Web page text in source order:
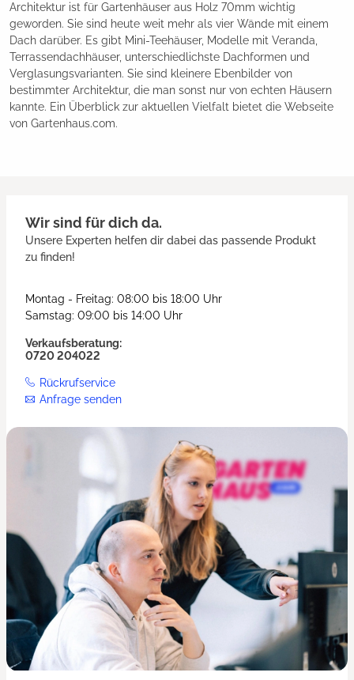
Architektur ist für Gartenhäuser aus Holz 70mm wichtig
geworden. Sie sind heute weit mehr als vier Wände mit einem
Dach darüber. Es gibt Mini-Teehäuser, Modelle mit Veranda,
Terrassendachhäuser, unterschiedlichste Dachformen und
Verglasungsvarianten. Sie sind kleinere Ebenbilder von
bestimmter Architektur, die man sonst nur von echten Häusern
kannte. Ein Überblick zur aktuellen Vielfalt bietet die Webseite
von Gartenhaus.com.
Wir sind für dich da.
Unsere Experten helfen dir dabei das passende Produkt
zu finden!
Montag - Freitag: 08:00 bis 18:00 Uhr
Samstag: 09:00 bis 14:00 Uhr
Verkaufsberatung:
0720 204022
Rückrufservice
Anfrage senden